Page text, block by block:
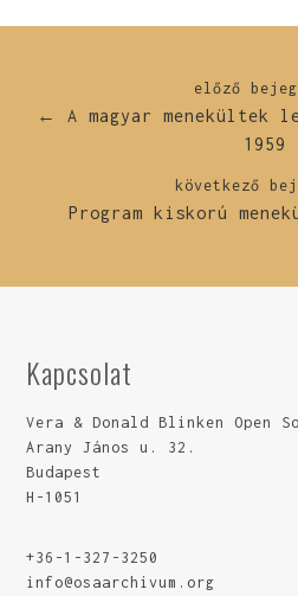
előző
← A magyar menekültek
1959
következő
Program kiskorú
Kapcsolat
Vera & Donald Blinken Open
Arany János u. 32.
Budapest
H-1051
+36-1-327-3250
info@osaarchivum.org